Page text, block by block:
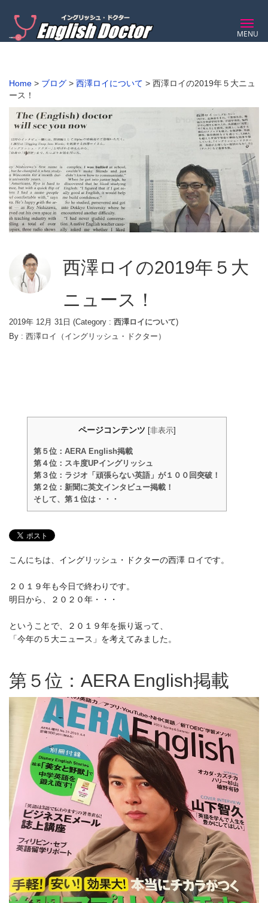
MENU
Home > ブログ > 西澤ロイについて > 西澤ロイの2019年５大ニュ
ース！
西澤ロイの2019年５大
ニュース！
2019年 12月 31日 (Category :西澤ロイについて)
By : 西澤ロイ（イングリッシュ・ドクター）
ページコンテンツ 非表示]
第５位：AERA English掲載
第４位：スキ度UPイングリッシュ
第３位：ラジオ「頑張らない英語」が１００回突破！
第２位：新聞に英文インタビュー掲載！
そして、第１位は・・・
こんにちは、イングリッシュ・ドクターの西澤 ロイです。
２０１９年も今日で終わりです。
明日から、２０２０年・・・
ということで、２０１９年を振り返って、
「今年の５大ニュース」を考えてみました。
第５位：AERA English掲載